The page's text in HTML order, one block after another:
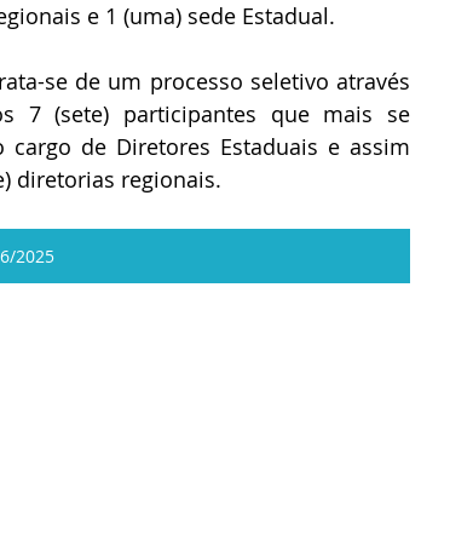
e 1 (uma) sede Estadual.
se de um processo seletivo através
7 (sete) participantes que mais se
de Diretores Estaduais e assim
diretorias regionais.
2025